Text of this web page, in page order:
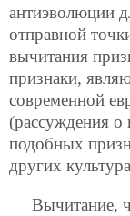
антиэволюции
отправной
вычитания
признаки,
современной
(рассуждения о
подобных
других
Вычитание,